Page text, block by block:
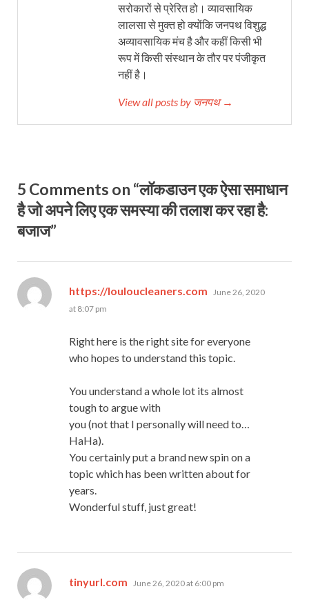
सरोकारों से प्रेरित हो। व्यावसायिक
लालसा से मुक्त हो क्योंकि जनपथ विशुद्ध
अव्यावसायिक मंच है और कहीं किसी भी
रूप में किसी संस्थान के तौर पर पंजीकृत
नहीं है।
View all posts by जनपथ →
5 Comments on “लॉकडाउन एक ऐसा समाधान
है जो अपने लिए एक समस्या की तलाश कर रहा है:
बजाज”
https://louloucleaners.com says:
June 26, 2020
at 8:07 pm
Right here is the right site for everyone
who hopes to understand this topic.
You understand a whole lot its almost
tough to argue with
you (not that I personally will need to…
HaHa).
You certainly put a brand new spin on a
topic which has been written about for
years.
Wonderful stuff, just great!
tinyurl.com says:
June 26, 2020 at 6:00 pm